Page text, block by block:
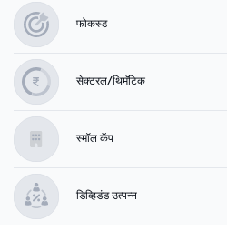
फोकस्ड
सेक्टरल/थिमॅटिक
स्मॉल कॅप
डिव्हिडंड उत्पन्न